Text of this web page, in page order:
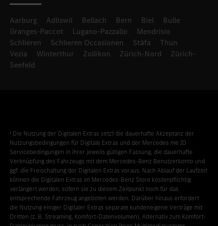
Aarburg Adliswil Bellach Bern Biel
Bulle
Granges-Paccot
Lugano-Pazzallo
Mendrisio
Schlieren
Schlieren Occasionen Stäfa
Thun
Vezia
Winterthur Zollikon Zürich-Nord
Zürich-
Seefeld
¹ Die Nutzung der Digitalen Extras setzt die dauerhafte Akzeptanz der
Nutzungsbedingungen für Digitale Extras und der Mercedes me ID
Servicebedingungen in ihrer jeweils gültigen Fassung, die dauerhafte
Verknüpfung des Fahrzeugs mit dem Mercedes-Benz Benutzerkonto und
ggf. die Freischaltung der Digitalen Extras voraus. Nach Ablauf der Laufzeit
können die Digitalen Extras im Mercedes-Benz Store kostenpflichtig
verlängert werden, sofern sie zu diesem Zeitpunkt noch für das
entsprechende Fahrzeug angeboten werden. Darüber hinaus erfordert
die Nutzung einiger Digitaler Extras separate kundeneigene Verträge mit
Dritten (z. B. Streaming, Komfort-Datenvolumen). Alternativ zum Komfort-